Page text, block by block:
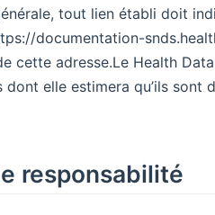
tout lien établi doit
documentation-
cette adresse. ​ Le Health
dont elle estimera qu’ils
responsabilité